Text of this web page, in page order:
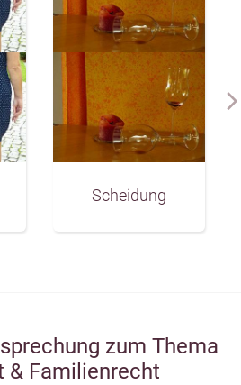
Scheidung
zum Thema
& Familienrecht